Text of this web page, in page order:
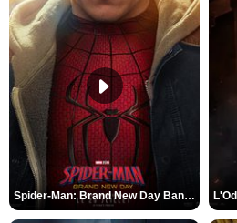
Spider-Man: Brand New Day Bande-annonce VO STFR